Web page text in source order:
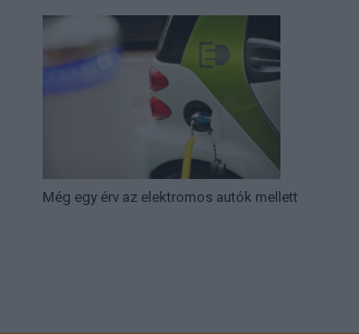
Még egy érv az elektromos autók mellett